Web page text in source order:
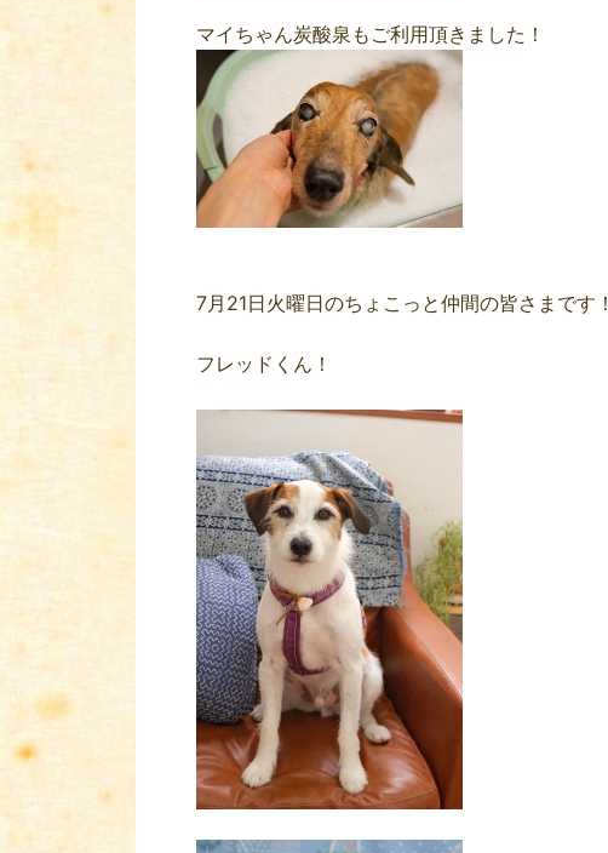
マイちゃん炭酸泉もご利用頂きました！
7月21日火曜日のちょこっと仲間の皆さまです！
フレッドくん！